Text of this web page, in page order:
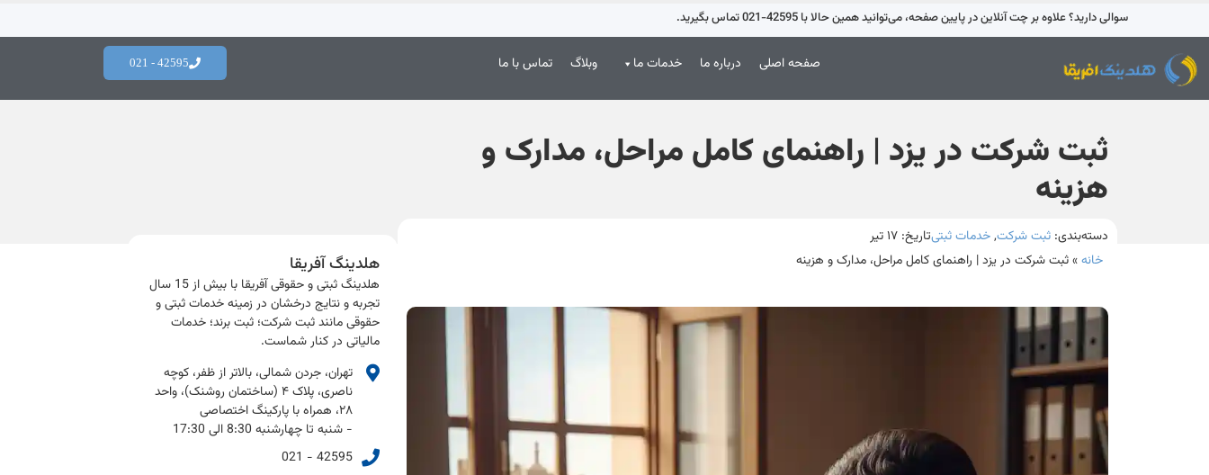
سوالی دارید؟ علاوه بر چت آنلاین در پایین صفحه، می‌توانید همین حالا با 42595-021 تماس بگیرید.
صفحه اصلی درباره ما خدمات ما وبلاگ تماس با ما 42595 - 021
ثبت شرکت در یزد | راهنمای کامل مراحل، مدارک و
هزینه
دسته‌بندی: ثبت شرکت,خدمات ثبتیتاریخ:
خانه»ثبت شرکت در یزد | راهنمای کامل مراحل، مدارک و هزینه هلدینگ آفریقا
هلدینگ ثبتی و حقوقی آفریقا با بیش از 15 سال
تجربه و نتایج درخشان در زمینه خدمات ثبتی و
حقوقی مانند ثبت شرکت؛ ثبت برند؛ خدمات
مالیاتی در کنار شماست.​
تهران، جردن شمالی، بالاتر از ظفر، کوچه
ناصری، پلاک ۴ (ساختمان روشنک)، واحد
۲۸، همراه با پارکینگ اختصاصی
- شنبه تا چهارشنبه 8:30 الی 17:30
42595 - 021